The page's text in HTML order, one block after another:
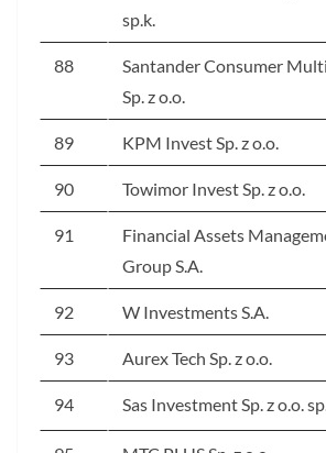
sp.k.
88
Santander Consumer
Sp. z o.o.
89 KPM Invest Sp. z o.o.
90 Towimor Invest Sp. z o.o.
91
Financial Assets
Group S.A.
92 W Investments S.A.
93 Aurex Tech Sp. z o.o.
94 Sas Investment Sp. z o.o.